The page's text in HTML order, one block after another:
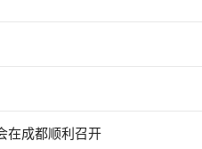
在成都顺利召开